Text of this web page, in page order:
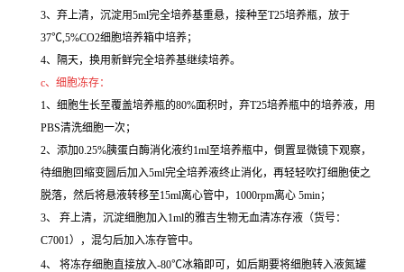
3、弃上清，沉淀用5ml完全培养基重悬，接种至T25培养瓶，放于
37℃,5%CO2细胞培养箱中培养；
4、隔天，换用新鲜完全培养基继续培养。
c、细胞冻存：
1、细胞生长至覆盖培养瓶的80%面积时，弃T25培养瓶中的培养液，用
PBS清洗细胞一次；
2、添加0.25%胰蛋白酶消化液约1ml至培养瓶中，倒置显微镜下观察，
待细胞回缩变圆后加入5ml完全培养液终止消化，再轻轻吹打细胞使之
脱落，然后将悬液转移至15ml离心管中，1000rpm离心 5min；
3、 弃上清，沉淀细胞加入1ml的雅吉生物无血清冻存液（货号：
C7001），混匀后加入冻存管中。
4、 将冻存细胞直接放入-80℃冰箱即可，如后期要将细胞转入液氮罐